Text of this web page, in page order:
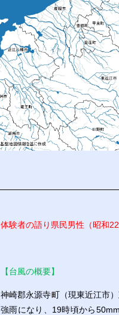
体験者の語り県民男性（昭和
【台風の概要】
神崎郡永源寺町（現東近江市
強雨になり、19時頃から